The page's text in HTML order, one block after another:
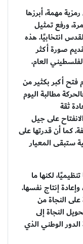
مهمة، أبرزها
ورفع تمثيل
انتخابيًا. هذه
صورة أكثر
العام.
فتح أكبر بكثير من
مطالبة اليوم
ثقة
على جيل
كما أن قدرتها على
ستبقى المعيار
لكنها ما
إنتاج نفسها.
النجاة من
النجاة إلى
الوطني الذي